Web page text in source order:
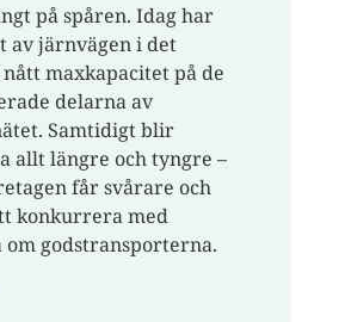
på spåren. Idag har
av järnvägen i det
maxkapacitet på de
delarna av
Samtidigt blir
allt längre och tyngre –
får svårare och
konkurrera med
godstransporterna.